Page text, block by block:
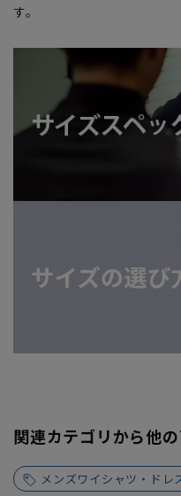
す。
関連カテゴリから他
メンズワイシャツ・ドレ